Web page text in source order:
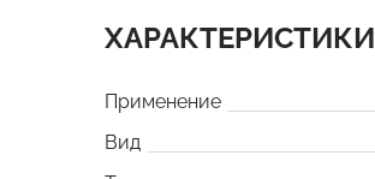
ХАРАКТЕРИСТИКИ
Применение
Вид